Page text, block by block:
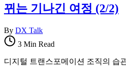
뀌는 기나긴 여정 (2/2)
By DX Talk
3 Min Read
디지털 트랜스포메이션 조직의 습